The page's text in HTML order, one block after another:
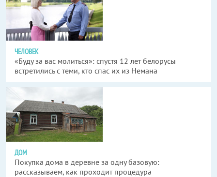
ЧЕЛОВЕК
«Буду за вас молиться»: спустя 12 лет белорусы
встретились с теми, кто спас их из Немана
ДОМ
Покупка дома в деревне за одну базовую:
рассказываем, как проходит процедура